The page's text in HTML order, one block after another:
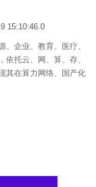
15:10:46.0
企业、教育、医疗、
托云、网、算、存、
其在算力网络、国产化